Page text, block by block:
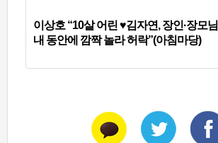
이상호 “10살 어린 ♥김자연, 장인·장모님
내 동안에 깜짝 놀라 허락”(아침마당)